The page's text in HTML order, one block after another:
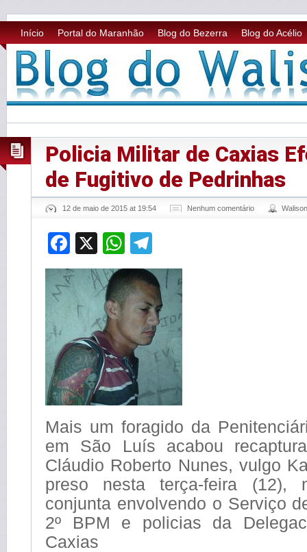
Início Portal do Maranhão Blog do Bezerra Blog do Acélio
Policia Militar de Caxias
de Fugitivo de Pedrinhas
12 de maio de 2015 at 19:54 Nenhum comentário
Facebook
X WhatsApp
Mais um foragido da
em São Luís acabou
Cláudio Roberto Nunes, vulgo
preso nesta terça-feira (12),
conjunta envolvendo o Serviço
2º BPM e policias da
Caxias